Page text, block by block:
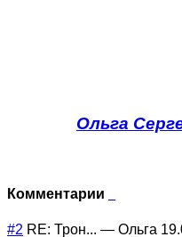
Ольга
Комментарии
#2 RE: Трон... — Ольга